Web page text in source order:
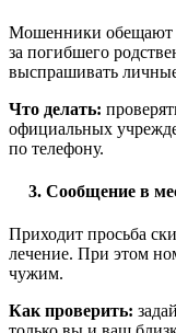
Мошенники обещают
за погибшего
выспрашивать
Что делать:
официальных
по телефону.
3. Сообщение в
Приходит просьба
лечение. При этом
чужим.
Как проверить: